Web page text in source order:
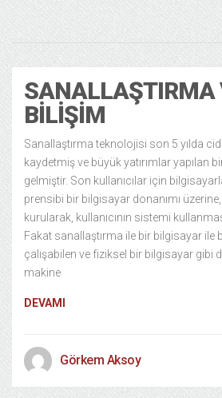
SANALLAŞTIRMA
BILIŞIM
Sanallaştırma teknolojisi son 5 yılda
kaydetmiş ve büyük yatırımlar yapılan
gelmiştir. Son kullanıcılar için
prensibi bir bilgisayar donanımı
kurularak, kullanıcının sistemi
Fakat sanallaştırma ile bir bilgisayar ile
çalışabilen ve fiziksel bir bilgisayar gibi
makine
DEVAMI
Görkem Aksoy